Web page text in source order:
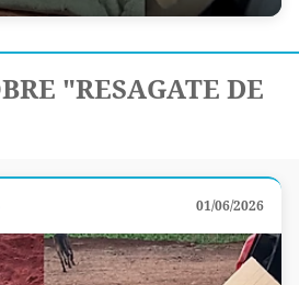
"RESAGATE DE
01/06/2026